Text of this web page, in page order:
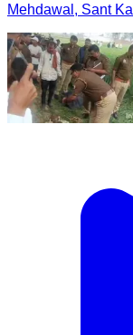
Mehdawal, Sant